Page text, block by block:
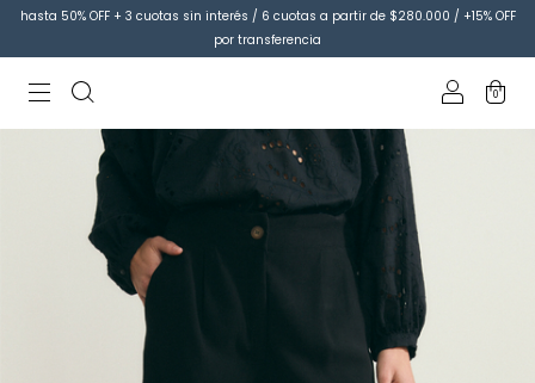
hasta 50% OFF + 3 cuotas sin interés / 6 cuotas a partir de $280.000 / +15% OFF
por transferencia
0